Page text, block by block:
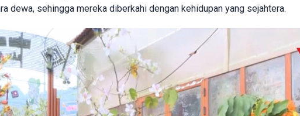
dewa, sehingga mereka diberkahi dengan kehidupan yang sejahtera.